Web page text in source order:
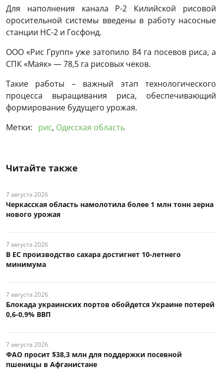
Для наполнения канала Р-2 Килийской рисовой
оросительной системы введены в работу насосные
станции НС-2 и Госфонд.
ООО «Рис Групп» уже затопило 84 га посевов риса, а
СПК «Маяк» — 78,5 га рисовых чеков.
Такие работы – важный этап технологического
процесса выращивания риса, обеспечивающий
формирование будущего урожая.
Метки:
рис, Одесская область
Читайте также
7 августа 2026
Черкасская область намолотила более 1 млн тонн зерна
нового урожая
7 августа 2026
В ЕС производство сахара достигнет 10-летнего
минимума
7 августа 2026
Блокада украинских портов обойдется Украине потерей
0,6-0,9% ВВП
7 августа 2026
ФАО просит $38,3 млн для поддержки посевной
пшеницы в Афганистане